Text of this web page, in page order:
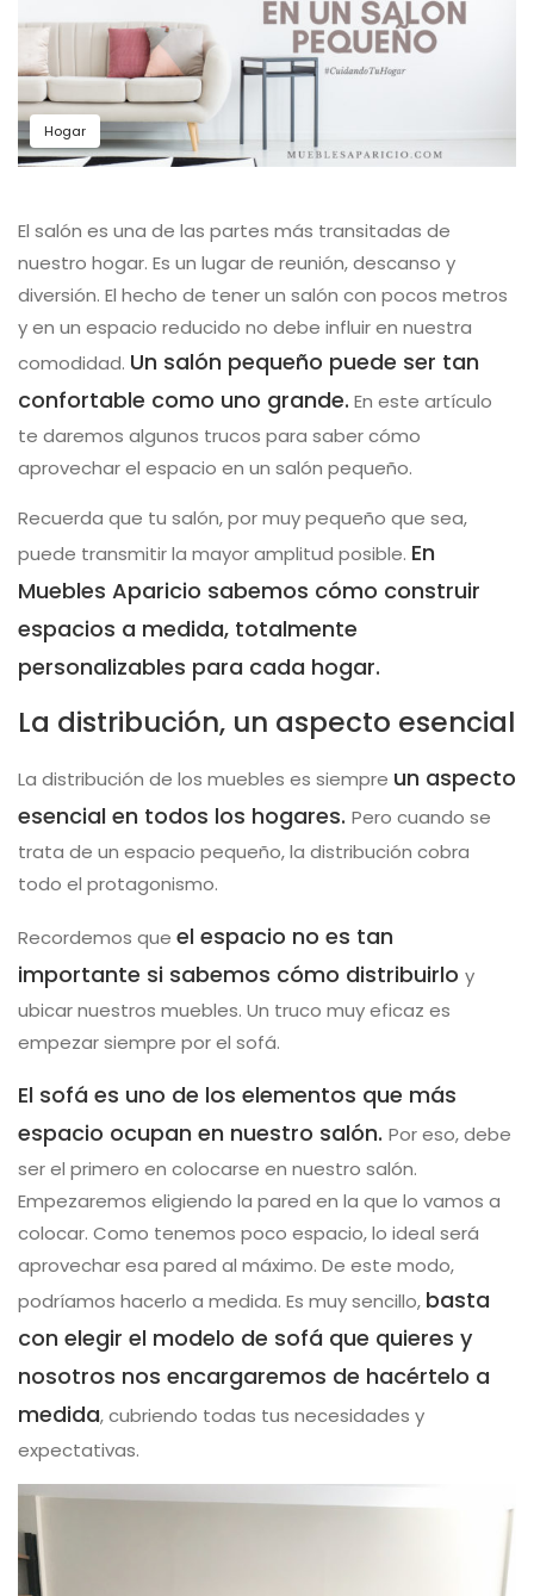
Hogar
El salón es una de las partes más transitadas de
nuestro hogar. Es un lugar de reunión, descanso y
diversión. El hecho de tener un salón con pocos metros
y en un espacio reducido no debe influir en nuestra
comodidad. Un salón pequeño puede ser tan
confortable como uno grande. En este artículo
te daremos algunos trucos para saber cómo
aprovechar el espacio en un salón pequeño.
Recuerda que tu salón, por muy pequeño que sea,
puede transmitir la mayor amplitud posible. En
Muebles Aparicio sabemos cómo construir
espacios a medida, totalmente
personalizables para cada hogar.
La distribución, un aspecto esencial
La distribución de los muebles es siempre un aspecto
esencial en todos los hogares. Pero cuando se
trata de un espacio pequeño, la distribución cobra
todo el protagonismo.
Recordemos que el espacio no es tan
importante si sabemos cómo distribuirlo y
ubicar nuestros muebles. Un truco muy eficaz es
empezar siempre por el sofá.
El sofá es uno de los elementos que más
espacio ocupan en nuestro salón. Por eso, debe
ser el primero en colocarse en nuestro salón.
Empezaremos eligiendo la pared en la que lo vamos a
colocar. Como tenemos poco espacio, lo ideal será
aprovechar esa pared al máximo. De este modo,
podríamos hacerlo a medida. Es muy sencillo, basta
con elegir el modelo de sofá que quieres y
nosotros nos encargaremos de hacértelo a
medida, cubriendo todas tus necesidades y
expectativas.